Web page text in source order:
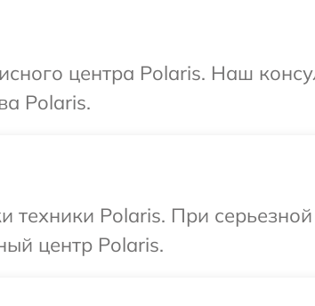
центра Polaris. Наш
Polaris.
техники Polaris. При серьезной
центр Polaris.